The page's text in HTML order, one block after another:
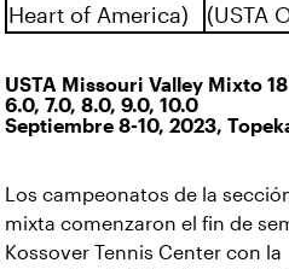
Heart of America)
(USTA
USTA Missouri Valley Mixto
6.0, 7.0, 8.0, 9.0, 10.0
Septiembre 8-10, 2023,
Los campeonatos de la
mixta comenzaron el fin de
Kossover Tennis Center con la